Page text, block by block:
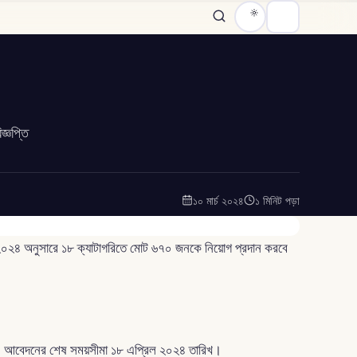
১০ মার্চ ২০২৪ ১ মিনিট পড়া
অনুসারে ১৮ ক্যাটাগরিতে মোট ৬৭০ জনকে নিয়োগ প্রদান করবে
শেষ সময়সীমা ১৮ এপ্রিল ২০২৪ তারিখ।